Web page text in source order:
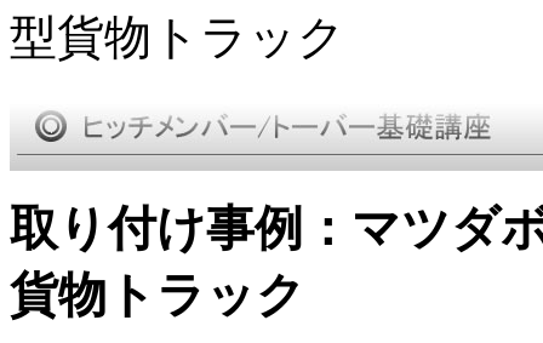
型貨物トラック
取り付け事例：マツダ
貨物トラック